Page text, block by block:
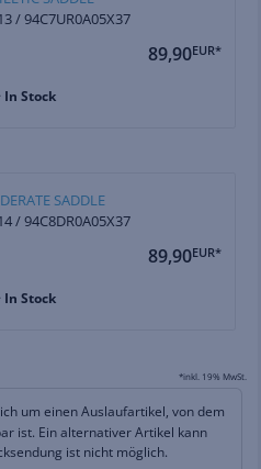
/ 94C7UR0A05X37
89,90EUR*
In Stock
SADDLE
/ 94C8DR0A05X37
89,90EUR*
In Stock
*inkl. 19% MwSt.
um einen Auslaufartikel, von dem
ist. Ein alternativer Artikel kann
ist nicht möglich.